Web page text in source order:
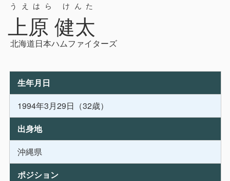
上原 健太
うえはら けんた
北海道日本ハムファイターズ
生年月日
1994年3月29日（32歳）
出身地
沖縄県
ポジション